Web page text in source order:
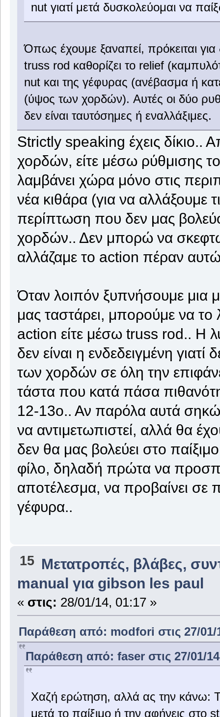
nut γιατί μετά δυσκολεύομαι να
Όπως έχουμε ξαναπεί, πρόκειται
truss rod καθορίζει το relief
nut και της γέφυρας (ανέβασμα ή
(ύψος των χορδών). Αυτές οι δύο
δεν είναι ταυτόσημες ή εναλλάξιμες.
Strictly speaking έχεις
χορδών, είτε μέσω ρύθμισης
λαμβάνει χώρα μόνο στις
νέα κιθάρα (για να αλλάξουμε
περίπτωση που δεν μας
χορδών.. Δεν μπορώ να
αλλάζαμε το action πέραν
Όταν λοιπόν ξυπνήσουμε μια
μας ταστάρει, μπορούμε να
action είτε μέσω truss rod.. Η
δεν είναι η ενδεδειγμένη
των χορδών σε όλη την
τάστα που κατά πάσα
12-13ο.. Αν παρόλα αυτά
να αντιμετωπιστεί, αλλά θα
δεν θα μας βολεύει στο
φίλο, δηλαδή πρώτα να
αποτέλεσμα, να προβαίνει σε
γέφυρα..
15 Μετατροπές, βλάβες,
manual για gibson les paul
« στις: 28/01/14, 01:17 »
Παράθεση από: modfori στις 27/01/
Παράθεση από: faser στις 27/01/
Χαζή ερώτηση, αλλά ας την κάνω:
μετά το παίξιμο ή την αφήνεις στο